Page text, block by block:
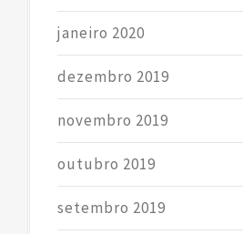
janeiro 2020
dezembro 2019
novembro 2019
outubro 2019
setembro 2019